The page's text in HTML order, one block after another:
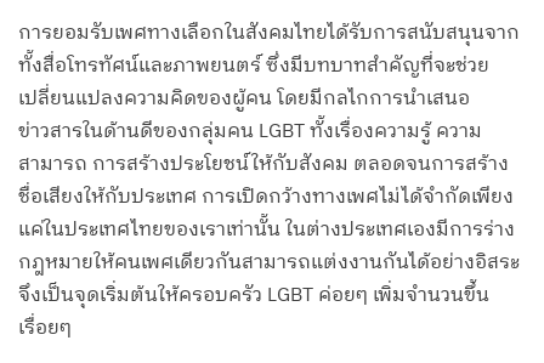
การยอมรับเพศทางเลือกในสังคมไทยได้รับการสนับสนุนจาก
ทั้งสื่อโทรทัศน์และภาพยนตร์ ซึ่งมีบทบาทสำคัญที่จะช่วย
เปลี่ยนแปลงความคิดของผู้คน โดยมีกลไกการนำเสนอ
ข่าวสารในด้านดีของกลุ่มคน LGBT ทั้งเรื่องความรู้ ความ
สามารถ การสร้างประโยชน์ให้กับสังคม ตลอดจนการสร้าง
ชื่อเสียงให้กับประเทศ การเปิดกว้างทางเพศไม่ได้จำกัดเพียง
แค่ในประเทศไทยของเราเท่านั้น ในต่างประเทศเองมีการร่าง
กฎหมายให้คนเพศเดียวกันสามารถแต่งงานกันได้อย่างอิสระ
จึงเป็นจุดเริ่มต้นให้ครอบครัว LGBT ค่อยๆ เพิ่มจำนวนขึ้น
เรื่อยๆ